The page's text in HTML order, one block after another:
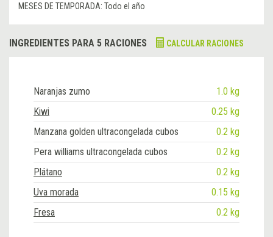
MESES DE TEMPORADA: Todo el año
INGREDIENTES PARA 5 RACIONES CALCULAR RACIONES
Naranjas zumo
1.0 kg
Kiwi
0.25 kg
Manzana golden ultracongelada cubos
0.2 kg
Pera williams ultracongelada cubos
0.2 kg
Plátano
0.2 kg
Uva morada
0.15 kg
Fresa
0.2 kg